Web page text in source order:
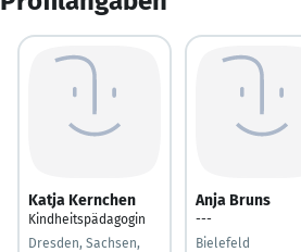
Katja Kernchen
Kindheitspädagogin
Dresden, Sachsen,
Anja Bruns
---
Bielefeld